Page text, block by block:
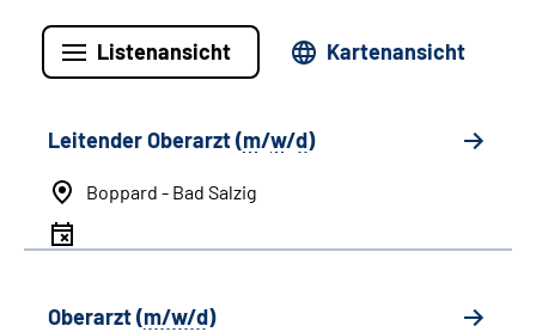
Listenansicht Kartenansicht
Leitender Oberarzt (m/w/d)
Boppard - Bad Salzig
Oberarzt (m/w/d)